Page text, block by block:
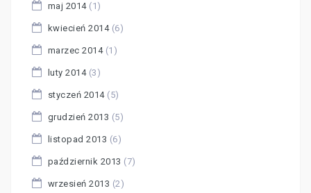
maj 2014(1)
kwiecień 2014(6)
marzec 2014(1)
luty 2014(3)
styczeń 2014(5)
grudzień 2013 (5)
listopad 2013 (6)
październik 2013 (7)
wrzesień 2013 (2)